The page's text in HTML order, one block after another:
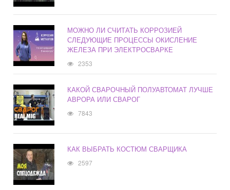
МОЖНО ЛИ СЧИТАТЬ КОРРОЗИЕЙ
СЛЕДУЮЩИЕ ПРОЦЕССЫ ОКИСЛЕНИЕ
ЖЕЛЕЗА ПРИ ЭЛЕКТРОСВАРКЕ
2353
КАКОЙ СВАРОЧНЫЙ ПОЛУАВТОМАТ ЛУЧШЕ
АВРОРА ИЛИ СВАРОГ
7843
КАК ВЫБРАТЬ КОСТЮМ СВАРЩИКА
2597